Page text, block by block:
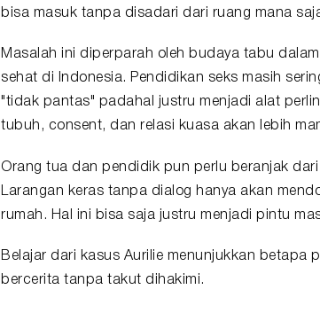
bisa masuk tanpa disadari dari ruang mana
Masalah ini diperparah oleh budaya tabu
sehat di Indonesia. Pendidikan seks masih
"tidak pantas" padahal justru menjadi alat
tubuh, consent, dan relasi kuasa akan lebih
Orang tua dan pendidik pun perlu beranjak
Larangan keras tanpa dialog hanya akan
rumah. Hal ini bisa saja justru menjadi pintu
Belajar dari kasus Aurilie menunjukkan betapa
bercerita tanpa takut dihakimi.